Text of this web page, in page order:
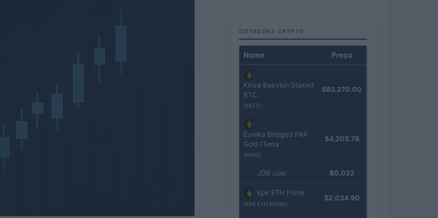
COTAÇÕES CRYPTO
Nome Preço
Kinza Babylon Staked
BTC
(KBTC)
$83,270.00
Eureka Bridged PAX
Gold (Terra
(PAXG)
$4,205.78
JDB (JDB) $0.022
kpk ETH Prime
(KPK ETH PRIME)
$2,034.90